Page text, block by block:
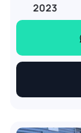
2023